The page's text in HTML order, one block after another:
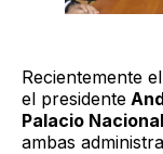
Recientemente el
el presidente
Palacio Nacional
ambas